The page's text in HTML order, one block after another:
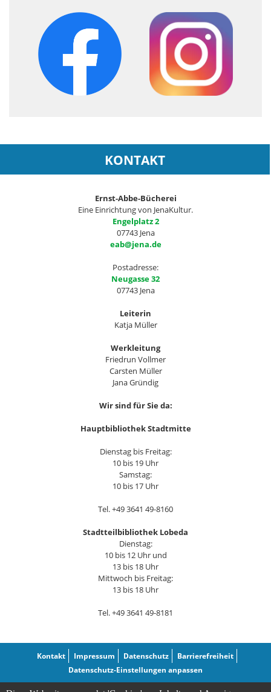
KONTAKT
Ernst-Abbe-Bücherei
Eine Einrichtung von JenaKultur.
Engelplatz 2
07743 Jena
eab@jena.de
Postadresse:
Neugasse 32
07743 Jena
Leiterin
Katja Müller
Werkleitung
Friedrun Vollmer
Carsten Müller
Jana Gründig
Wir sind für Sie da:
Hauptbibliothek Stadtmitte
Dienstag bis Freitag:
10 bis 19 Uhr
Samstag:
10 bis 17 Uhr
Tel. +49 3641 49-8160
Stadtteilbibliothek Lobeda
Dienstag:
10 bis 12 Uhr und
13 bis 18 Uhr
Mittwoch bis Freitag:
13 bis 18 Uhr
Tel. +49 3641 49-8181
Kontakt Impressum Datenschutz
Barrierefreiheit
Datenschutz-Einstellungen anpassen